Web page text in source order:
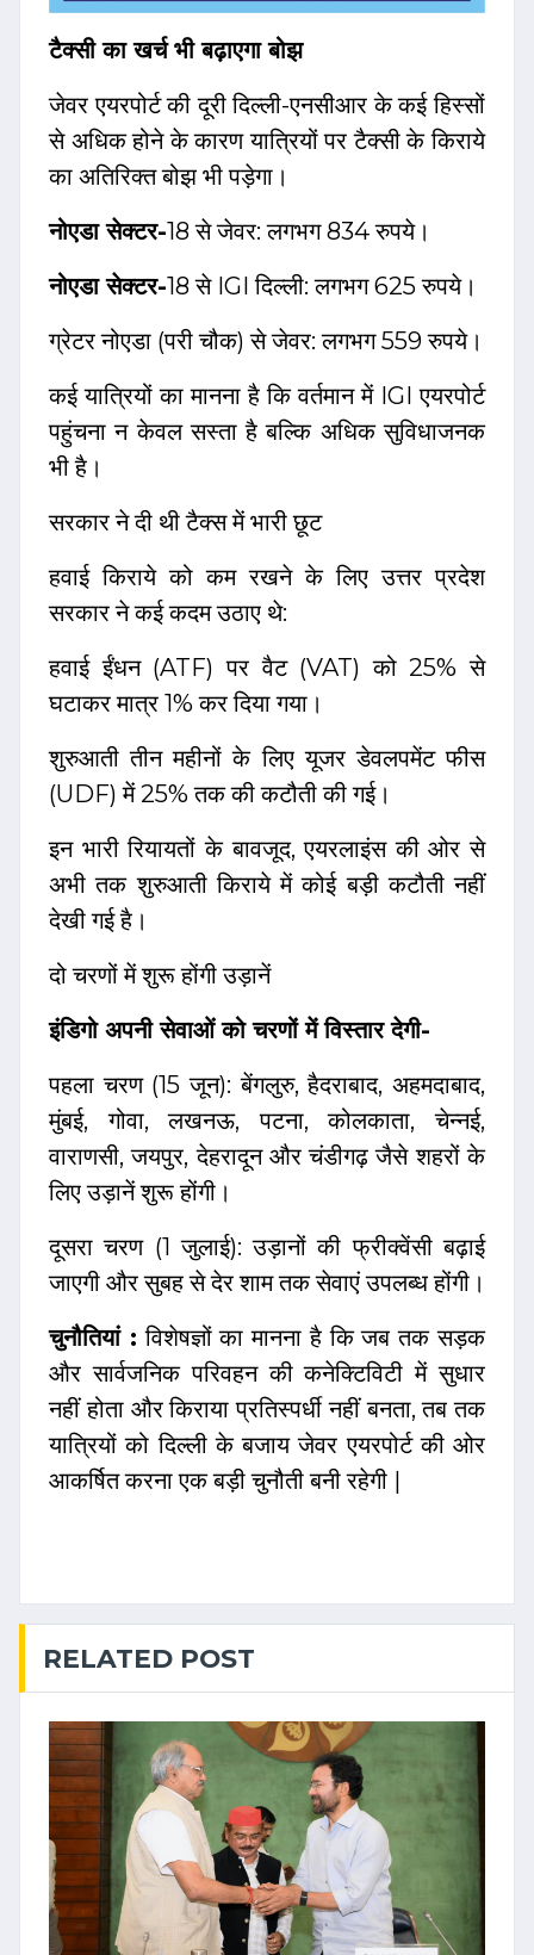
टैक्सी का खर्च भी बढ़ाएगा बोझ
जेवर एयरपोर्ट की दूरी दिल्ली-एनसीआर के कई हिस्सों
से अधिक होने के कारण यात्रियों पर टैक्सी के किराये
का अतिरिक्त बोझ भी पड़ेगा।
नोएडा सेक्टर-18 से जेवर: लगभग 834 रुपये।
नोएडा सेक्टर-18 से IGI दिल्ली: लगभग 625 रुपये।
ग्रेटर नोएडा (परी चौक) से जेवर: लगभग 559 रुपये।
कई यात्रियों का मानना है कि वर्तमान में IGI एयरपोर्ट
पहुंचना न केवल सस्ता है बल्कि अधिक सुविधाजनक
भी है।
सरकार ने दी थी टैक्स में भारी छूट
हवाई किराये को कम रखने के लिए उत्तर प्रदेश
सरकार ने कई कदम उठाए थे:
हवाई ईंधन (ATF) पर वैट (VAT) को 25% से
घटाकर मात्र 1% कर दिया गया।
शुरुआती तीन महीनों के लिए यूजर डेवलपमेंट फीस
(UDF) में 25% तक की कटौती की गई।
इन भारी रियायतों के बावजूद, एयरलाइंस की ओर से
अभी तक शुरुआती किराये में कोई बड़ी कटौती नहीं
देखी गई है।
दो चरणों में शुरू होंगी उड़ानें
इंडिगो अपनी सेवाओं को चरणों में विस्तार देगी-
पहला चरण (15 जून): बेंगलुरु, हैदराबाद, अहमदाबाद,
मुंबई, गोवा, लखनऊ, पटना, कोलकाता, चेन्नई,
वाराणसी, जयपुर, देहरादून और चंडीगढ़ जैसे शहरों के
लिए उड़ानें शुरू होंगी।
दूसरा चरण (1 जुलाई): उड़ानों की फ्रीक्वेंसी बढ़ाई
जाएगी और सुबह से देर शाम तक सेवाएं उपलब्ध होंगी।
चुनौतियां : विशेषज्ञों का मानना है कि जब तक सड़क
और सार्वजनिक परिवहन की कनेक्टिविटी में सुधार
नहीं होता और किराया प्रतिस्पर्धी नहीं बनता, तब तक
यात्रियों को दिल्ली के बजाय जेवर एयरपोर्ट की ओर
आकर्षित करना एक बड़ी चुनौती बनी रहेगी |
RELATED POST